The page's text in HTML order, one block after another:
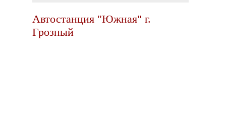
Автостанция "Южная" г.
Грозный